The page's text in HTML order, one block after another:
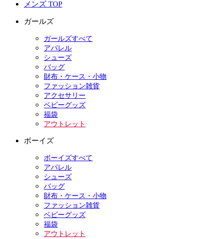
メンズ TOP
ガールズ
ガールズすべて
アパレル
シューズ
バッグ
財布・ケース・小物
ファッション雑貨
アクセサリー
ベビーグッズ
福袋
アウトレット
ボーイズ
ボーイズすべて
アパレル
シューズ
バッグ
財布・ケース・小物
ファッション雑貨
ベビーグッズ
福袋
アウトレット